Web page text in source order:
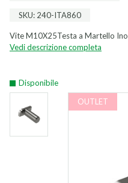
OUTLET
SKU: 240-ITA860
Vite M10X25Testa a Martello
Vedi descrizione completa
Disponibile